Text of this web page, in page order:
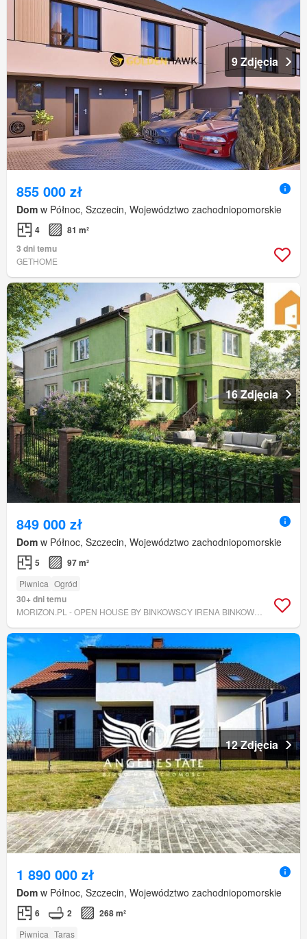
9 Zdjęcia
855 000 zł
Dom w Północ, Szczecin, Województwo zachodniopomorskie
4
81 m²
3 dni temu
GETHOME
16 Zdjęcia
849 000 zł
Dom w Północ, Szczecin, Województwo zachodniopomorskie
5 97 m²
Piwnica Ogród
30+ dni temu
12 Zdjęcia
1 890 000 zł
Dom w Północ, Szczecin, Województwo zachodniopomorskie
6 2 268 m²
Piwnica Taras